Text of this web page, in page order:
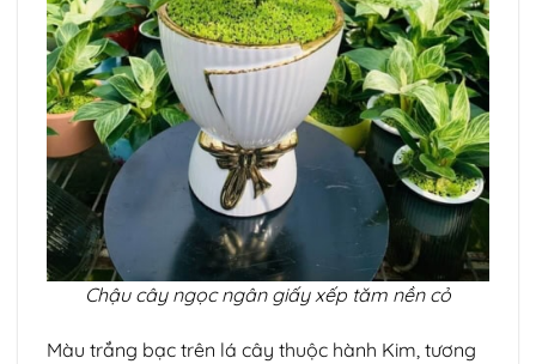
Chậu cây ngọc ngân giấy xếp tăm nền cỏ
Màu trắng bạc trên lá cây thuộc hành Kim, tương